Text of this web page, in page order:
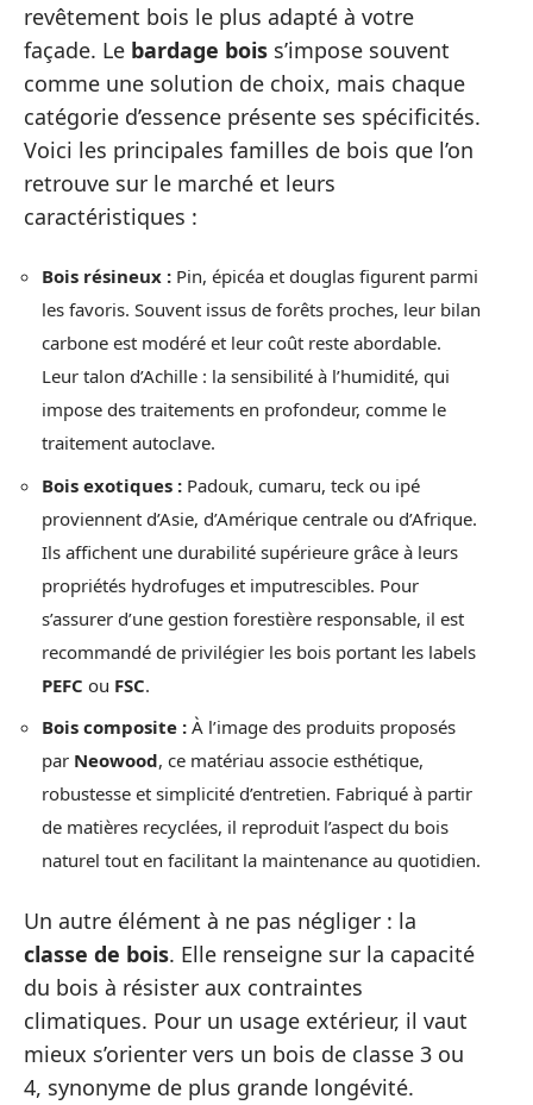
revêtement bois le plus adapté à votre
façade. Le bardage bois s’impose souvent
comme une solution de choix, mais chaque
catégorie d’essence présente ses spécificités.
Voici les principales familles de bois que l’on
retrouve sur le marché et leurs
caractéristiques :
Bois résineux : Pin, épicéa et douglas figurent parmi
les favoris. Souvent issus de forêts proches, leur bilan
carbone est modéré et leur coût reste abordable.
Leur talon d’Achille : la sensibilité à l’humidité, qui
impose des traitements en profondeur, comme le
traitement autoclave.
Bois exotiques : Padouk, cumaru, teck ou ipé
proviennent d’Asie, d’Amérique centrale ou d’Afrique.
Ils affichent une durabilité supérieure grâce à leurs
propriétés hydrofuges et imputrescibles. Pour
s’assurer d’une gestion forestière responsable, il est
recommandé de privilégier les bois portant les labels
PEFC ou FSC.
Bois composite : À l’image des produits proposés
par Neowood, ce matériau associe esthétique,
robustesse et simplicité d’entretien. Fabriqué à partir
de matières recyclées, il reproduit l’aspect du bois
naturel tout en facilitant la maintenance au quotidien.
Un autre élément à ne pas négliger : la
classe de bois. Elle renseigne sur la capacité
du bois à résister aux contraintes
climatiques. Pour un usage extérieur, il vaut
mieux s’orienter vers un bois de classe 3 ou
4, synonyme de plus grande longévité.